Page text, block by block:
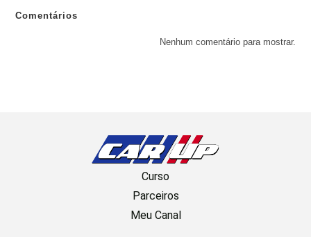
Comentários
Nenhum comentário para mostrar.
Curso
Parceiros
Meu Canal